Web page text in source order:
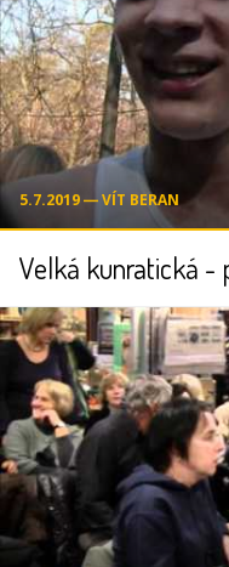
5.7.2019 ― VÍT BERAN
Velká kunratická -